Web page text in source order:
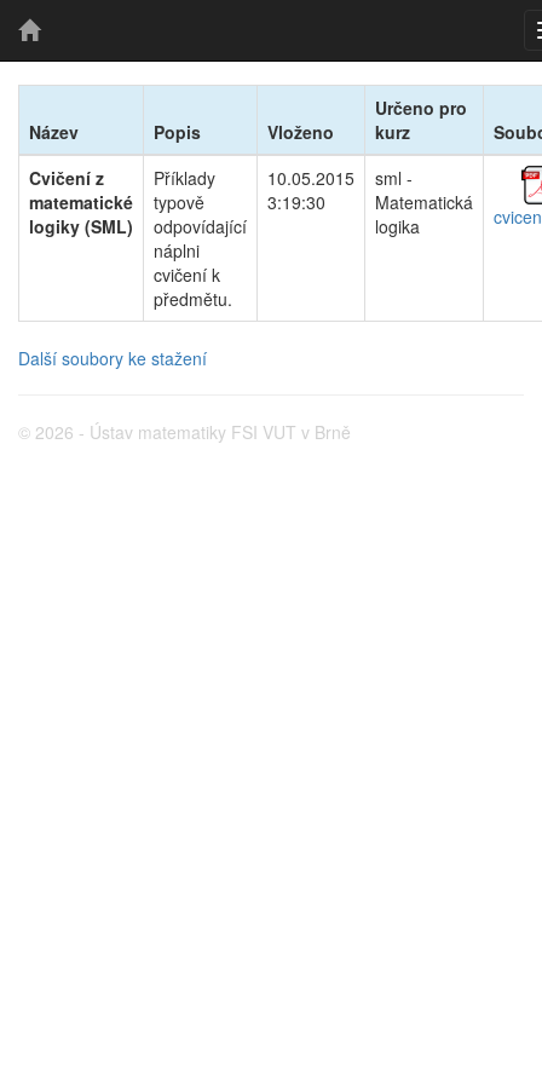
Název Popis Vloženo
Určeno pro
kurz
Cvičení z
matematické
logiky (SML)
Příklady
typově
odpovídající
náplni
cvičení k
předmětu.
10.05.2015
3:19:30
sml -
Matematická
logika
Další soubory ke stažení
© 2026 - Ústav matematiky FSI VUT v Brně